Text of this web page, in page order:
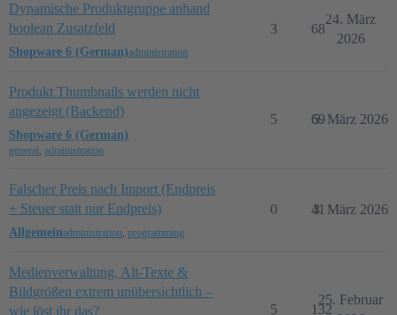
Dynamische Produktgruppe anhand
boolean Zusatzfeld
Shopware 6 (German)administration
3 68
24. März
2026
Produkt Thumbnails werden nicht
angezeigt (Backend)
Shopware 6 (German)
general, administration
5 69
5. März 2026
Falscher Preis nach Import (Endpreis
+ Steuer statt nur Endpreis)
Allgemeinadministration, programming
0 41
3. März 2026
Medienverwaltung, Alt-Texte &
Bildgrößen extrem unübersichtlich –
wie löst ihr das?
5 132
25. Februar